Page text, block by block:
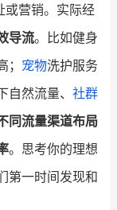
或营销。实际经
导流。比如健身
宠物洗护服务
然流量、 社群
同流量渠道布局
。思考你的理想
第一时间发现和